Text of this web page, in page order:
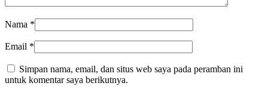
Nama *
Email *
Simpan nama, email, dan situs web saya pada peramban ini
untuk komentar saya berikutnya.